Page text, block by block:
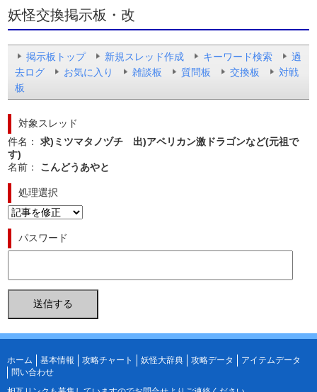
妖怪交換掲示板・改
掲示板トップ 新規スレッド作成 キーワード検索
過
去ログ
お気に入り 雑談板 質問板 交換板
対戦
板
対象スレッド
件名：求)ミツマタノヅチ 出)アペリカン激ドラゴンなど(元祖で
す)
名前： こんどうあやと
処理選択
パスワード
ホーム 基本情報 攻略チャート 妖怪大辞典 攻略データ
アイテムデータ
問い合わせ